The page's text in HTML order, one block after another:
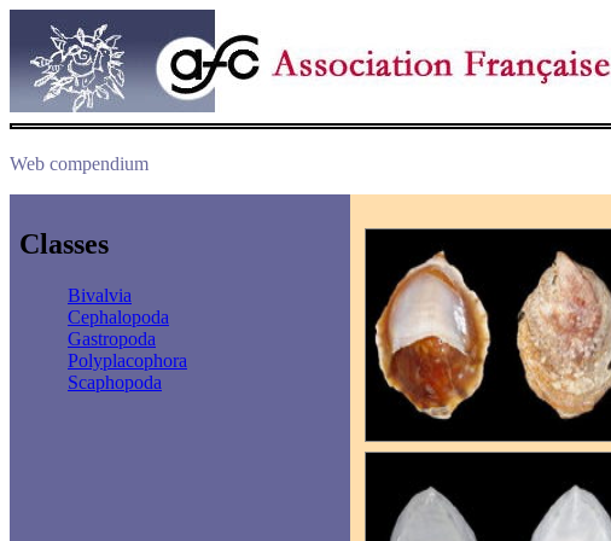
Web compendium
Classes
Bivalvia
Cephalopoda
Gastropoda
Polyplacophora
Scaphopoda